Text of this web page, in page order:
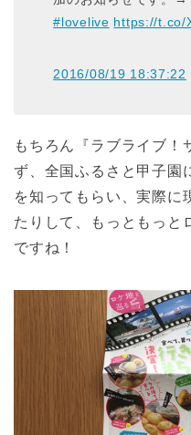
#lovelive https://t.co/
2016/08/19 18:37:22
もちろん『ラブライブ！
ず、全国ふるさと甲子園
を知ってもらい、実際に
たりして、もっともっと
ですね！